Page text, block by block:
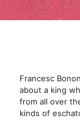
Francesc
about a king
from all over
kinds of